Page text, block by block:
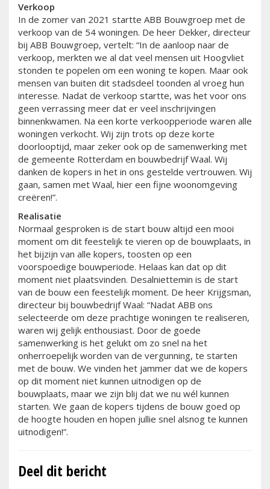
Verkoop
In de zomer van 2021 startte ABB Bouwgroep met de
verkoop van de 54 woningen. De heer Dekker, directeur
bij ABB Bouwgroep, vertelt: “In de aanloop naar de
verkoop, merkten we al dat veel mensen uit Hoogvliet
stonden te popelen om een woning te kopen. Maar ook
mensen van buiten dit stadsdeel toonden al vroeg hun
interesse. Nadat de verkoop startte, was het voor ons
geen verrassing meer dat er veel inschrijvingen
binnenkwamen. Na een korte verkoopperiode waren alle
woningen verkocht. Wij zijn trots op deze korte
doorlooptijd, maar zeker ook op de samenwerking met
de gemeente Rotterdam en bouwbedrijf Waal. Wij
danken de kopers in het in ons gestelde vertrouwen. Wij
gaan, samen met Waal, hier een fijne woonomgeving
creëren!”.
Realisatie
Normaal gesproken is de start bouw altijd een mooi
moment om dit feestelijk te vieren op de bouwplaats, in
het bijzijn van alle kopers, toosten op een
voorspoedige bouwperiode. Helaas kan dat op dit
moment niet plaatsvinden. Desalniettemin is de start
van de bouw een feestelijk moment. De heer Krijgsman,
directeur bij bouwbedrijf Waal: “Nadat ABB ons
selecteerde om deze prachtige woningen te realiseren,
waren wij gelijk enthousiast. Door de goede
samenwerking is het gelukt om zo snel na het
onherroepelijk worden van de vergunning, te starten
met de bouw. We vinden het jammer dat we de kopers
op dit moment niet kunnen uitnodigen op de
bouwplaats, maar we zijn blij dat we nu wél kunnen
starten. We gaan de kopers tijdens de bouw goed op
de hoogte houden en hopen jullie snel alsnog te kunnen
uitnodigen!”.
Deel dit bericht